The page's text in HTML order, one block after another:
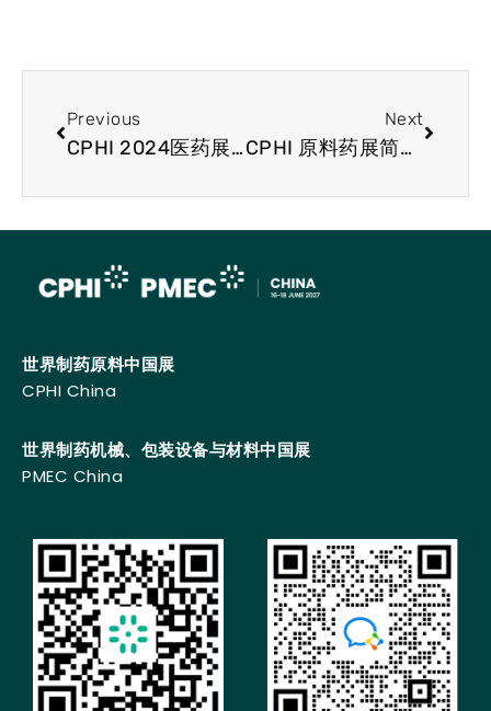
Previous
CPHI 2024医药展会资讯 纳米笼有望实现可持续的癌症药物递送
Next
CPHI 原料药展简讯 阿斯利康免疫疗法可提高肺癌生存率
世界制药原料中国展
CPHI China
世界制药机械、包装设备与材料中国展
PMEC China